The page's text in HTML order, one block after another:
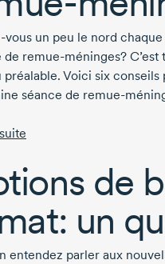
vous un peu le nord
de remue-méninges? C’est
préalable. Voici six
séance de remue-
de
un
entendez parler aux